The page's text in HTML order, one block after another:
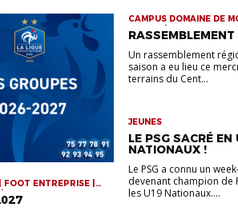
ENTREPRISE |
VIE DE LA LIGUE
CAMPUS DOMAINE DE
JEUNES |
Un rassemblement
saison a eu lieu ce
terrains du Cent...
JEUNES
LE PSG SACRÉ
NATIONAUX !
Le PSG a connu un
devenant champion de
les U19 Nationaux....